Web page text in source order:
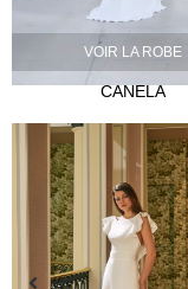
VOIR LA ROBE
CANELA